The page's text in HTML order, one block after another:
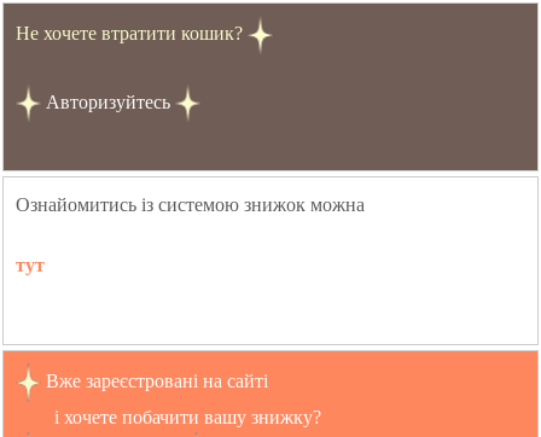
Не хочете втратити кошик?
Авторизуйтесь
Ознайомитись із системою знижок можна
тут
Вже зареєстровані на сайті
і хочете побачити вашу знижку?